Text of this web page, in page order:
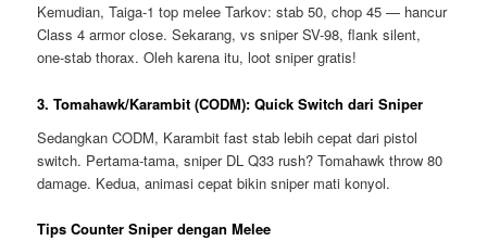
Kemudian, Taiga-1 top melee Tarkov: stab 50, chop 45 — hancur
Class 4 armor close. Sekarang, vs sniper SV-98, flank silent,
one-stab thorax. Oleh karena itu, loot sniper gratis!
3. Tomahawk/Karambit (CODM): Quick Switch dari Sniper
Sedangkan CODM, Karambit fast stab lebih cepat dari pistol
switch. Pertama-tama, sniper DL Q33 rush? Tomahawk throw 80
damage. Kedua, animasi cepat bikin sniper mati konyol.
Tips Counter Sniper dengan Melee